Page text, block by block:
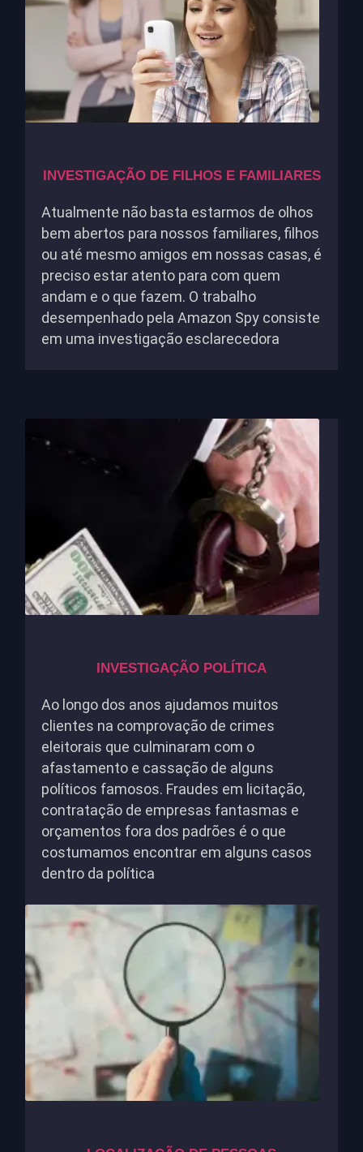
INVESTIGAÇÃO DE FILHOS E FAMILIARES
Atualmente não basta estarmos de olhos
bem abertos para nossos familiares, filhos
ou até mesmo amigos em nossas casas, é
preciso estar atento para com quem
andam e o que fazem. O trabalho
desempenhado pela Amazon Spy consiste
em uma investigação esclarecedora
INVESTIGAÇÃO POLÍTICA
Ao longo dos anos ajudamos muitos
clientes na comprovação de crimes
eleitorais que culminaram com o
afastamento e cassação de alguns
políticos famosos. Fraudes em licitação,
contratação de empresas fantasmas e
orçamentos fora dos padrões é o que
costumamos encontrar em alguns casos
dentro da política